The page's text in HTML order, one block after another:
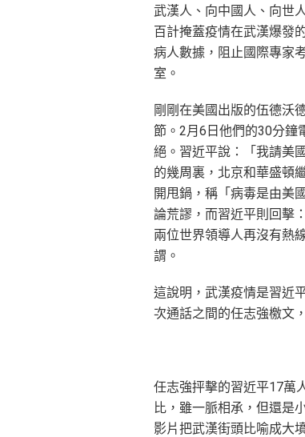
武漢人、向中國人、向世
百計掩蓋疫情在武漢爆發
病人數據，阻止國際專家
室。
剛剛在美國出版的伍德沃
節。2月6日他們的30分鐘
絕。習近平說：「我請美
的幾周裏，北京和華盛頓
開甩鍋，稱「病毒是由美
論荒謬，而習近平則回擊
兩位世界領導人再沒有熱
謂。
這說明，武漢疫情是習近
次通話之間的任志強檄文
任志強抨擊的習近平17萬
比，雖一脈相承，但還是
影片把武漢街頭比喻成大